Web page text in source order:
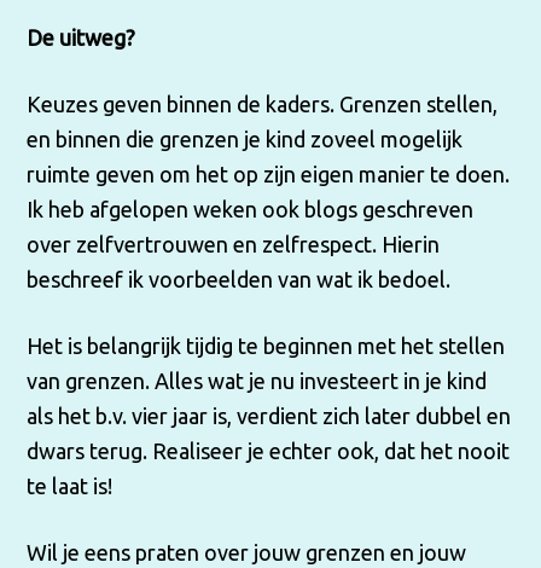
De uitweg?
Keuzes geven binnen de kaders. Grenzen stellen,
en binnen die grenzen je kind zoveel mogelijk
ruimte geven om het op zijn eigen manier te doen.
Ik heb afgelopen weken ook blogs geschreven
over zelfvertrouwen en zelfrespect. Hierin
beschreef ik voorbeelden van wat ik bedoel.
Het is belangrijk tijdig te beginnen met het stellen
van grenzen. Alles wat je nu investeert in je kind
als het b.v. vier jaar is, verdient zich later dubbel en
dwars terug. Realiseer je echter ook, dat het nooit
te laat is!
Wil je eens praten over jouw grenzen en jouw